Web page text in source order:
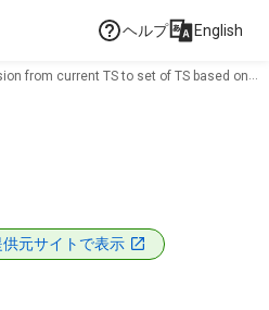
ヘルプ English
from current TS to set of TS based on
供元サイトで表示